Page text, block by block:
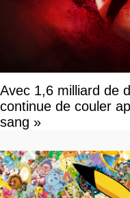
Avec 1,6 milliard de
continue de couler
sang »